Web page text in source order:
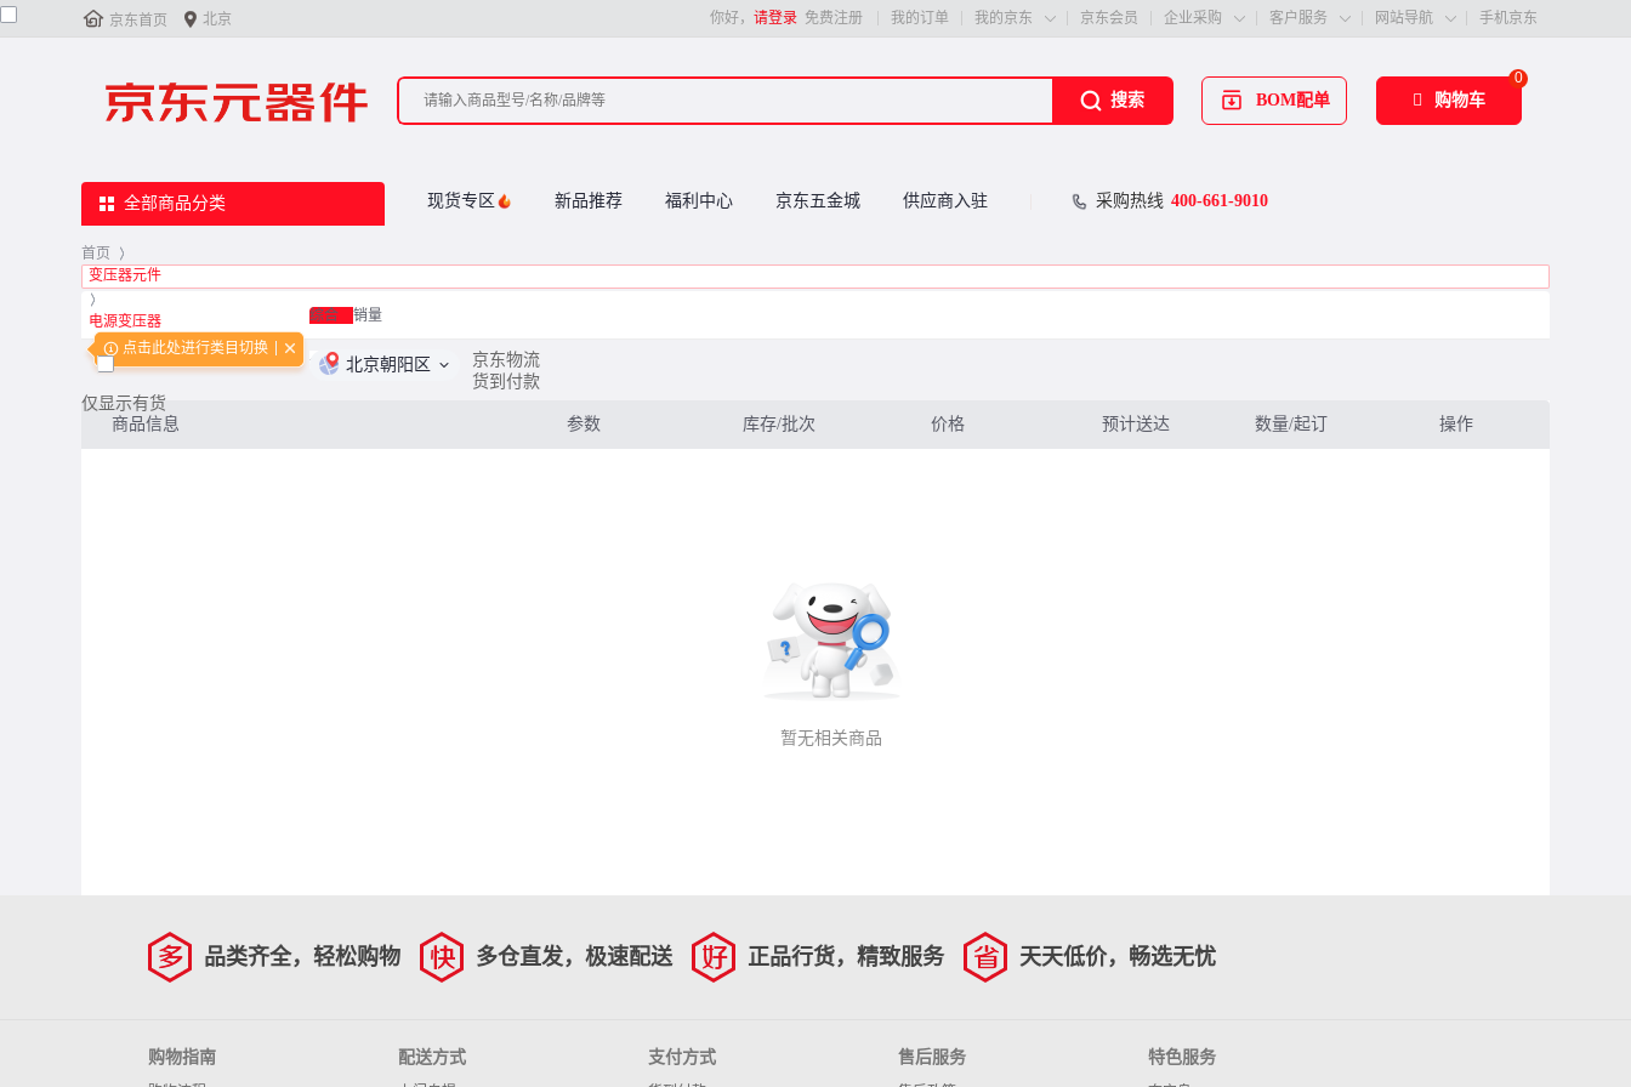
 京东首页  北京 你好， 请登录 免费注册 我的订单 我的京东  京东会员 企业采购  客户服务  网站导航  手机京东
搜索 BOM配单
0
购物车
全部商品分类 现货专区 新品推荐 福利中心 京东五金城 供应商入驻 采购热线 400-661-9010
首页
>
变压器元件
>
电源变压器
点击此处进行类目切换
综合 销量
< 0/0 >
北京朝阳区
京东物流
货到付款
仅显示有货
商品信息
参数 库存/批次 价格 预计送达 数量/起订 操作
暂无相关商品
品类齐全，轻松购物 多仓直发，极速配送 正品行货，精致服务 天天低价，畅选无忧
购物指南 配送方式 支付方式 售后服务 特色服务